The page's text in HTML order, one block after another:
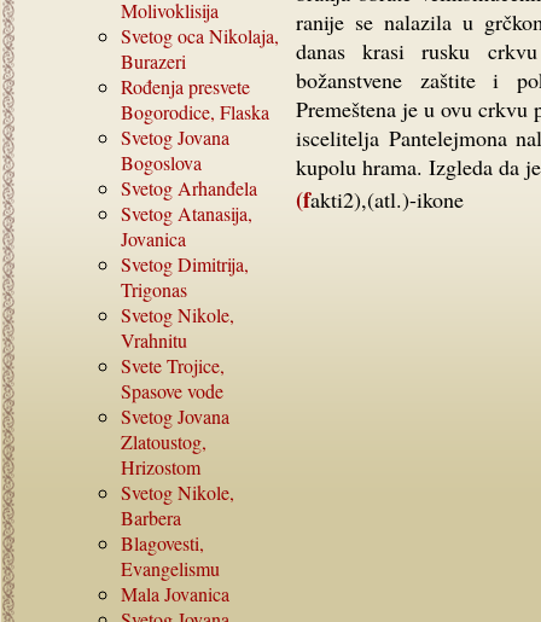
Molivoklisija
Svetog oca Nikolaja,
Burazeri
Rođenja presvete
Bogorodice, Flaska
Svetog Jovana
Bogoslova
Svetog Arhanđela
Svetog Atanasija,
Jovanica
Svetog Dimitrija,
Trigonas
Svetog Nikole,
Vrahnitu
Svete Trojice,
Spasove vode
Svetog Jovana
Zlatoustog,
Hrizostom
Svetog Nikole,
Barbera
Blagovesti,
Evangelismu
Mala Jovanica
ranije se nalazila u
danas krasi rusku
božanstvene zaštite i
Premeštena je u ovu crkvu
iscelitelja Pantelejmona
kupolu hrama. Izgleda da
(fakti2),(atl.)-ikone